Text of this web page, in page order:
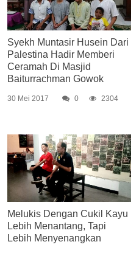
Syekh Muntasir Husein Dari
Palestina Hadir Memberi
Ceramah Di Masjid
Baiturrachman Gowok
30 Mei 2017 0 2304
Melukis Dengan Cukil Kayu
Lebih Menantang, Tapi
Lebih Menyenangkan